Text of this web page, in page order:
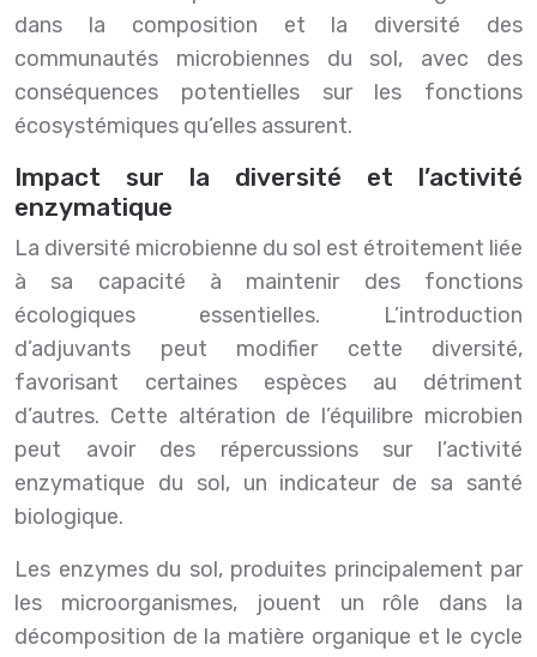
dans la composition et la diversité des
communautés microbiennes du sol, avec des
conséquences potentielles sur les fonctions
écosystémiques qu’elles assurent.
Impact sur la diversité et l’activité
enzymatique
La diversité microbienne du sol est étroitement liée
à sa capacité à maintenir des fonctions
écologiques essentielles. L’introduction
d’adjuvants peut modifier cette diversité,
favorisant certaines espèces au détriment
d’autres. Cette altération de l’équilibre microbien
peut avoir des répercussions sur l’activité
enzymatique du sol, un indicateur de sa santé
biologique.
Les enzymes du sol, produites principalement par
les microorganismes, jouent un rôle dans la
décomposition de la matière organique et le cycle